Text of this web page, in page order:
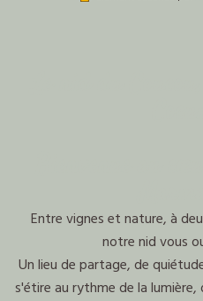
Entre vignes et nature, à
notre nid vous
Un lieu de partage, de
s'étire au rythme de la